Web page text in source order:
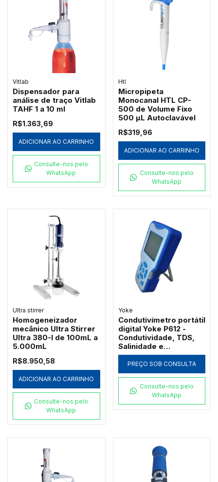
Vitlab
Dispensador para
análise de traço Vitlab
TAHF 1 a 10 ml
R$1.363,69
ADICIONAR AO CARRINHO
Consulte-nos pelo
WhatsApp
Htl
Micropipeta
Monocanal HTL CP-
500 de Volume Fixo
500 µL Autoclavável
R$319,96
ADICIONAR AO CARRINHO
Consulte-nos pelo
WhatsApp
Ultra stirrer
Homogeneizador
mecânico Ultra Stirrer
Ultra 380-I de 100mL a
5.000mL
R$8.950,58
ADICIONAR AO CARRINHO
Consulte-nos pelo
WhatsApp
Yoke
Condutivímetro portátil
digital Yoke P612 -
Condutividade, TDS,
Salinidade e
Resistividade
PREÇO SOB CONSULTA
Consulte-nos pelo
WhatsApp